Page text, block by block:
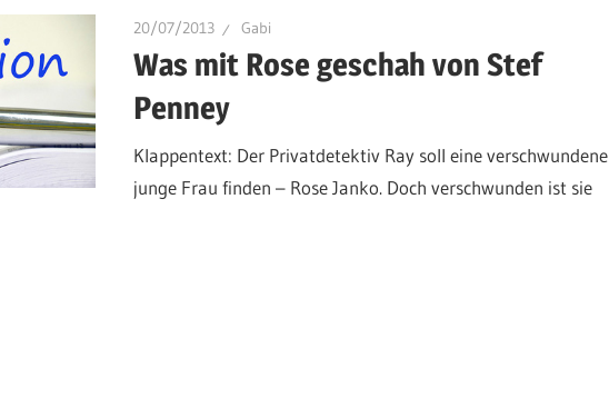
20/07/2013 Gabi
Was mit Rose geschah von Stef
Penney
Klappentext: Der Privatdetektiv Ray soll eine verschwundene
junge Frau finden – Rose Janko. Doch verschwunden ist sie